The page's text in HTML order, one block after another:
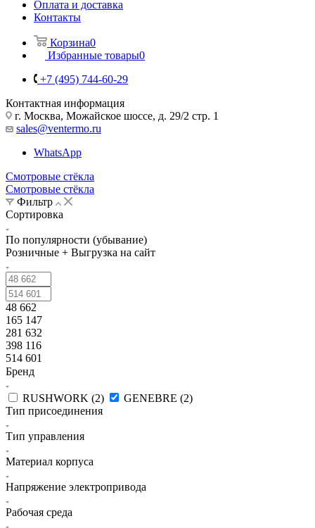
Оплата и доставка
Контакты
Корзина0
Избранные товары0
+7 (495) 744-60-29
Контактная информация
г. Москва, Можайское шоссе, д. 29/2 стр. 1
sales@ventermo.ru
WhatsApp
Смотровые стёкла
Смотровые стёкла
Фильтр
Сортировка
По популярности (убывание)
Розничные + Выгрузка на сайт
48 662
165 147
281 632
398 116
514 601
Бренд
RUSHWORK (2) GENEBRE (2)
Тип присоединения
Тип управления
Материал корпуса
Напряжение электропривода
Рабочая среда